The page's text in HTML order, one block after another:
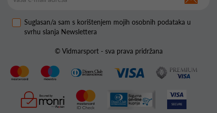
Suglasan/a sam s korištenjem mojih osobnih podataka u
svrhu slanja Newslettera
© Vidmarsport - sva prava pridržana